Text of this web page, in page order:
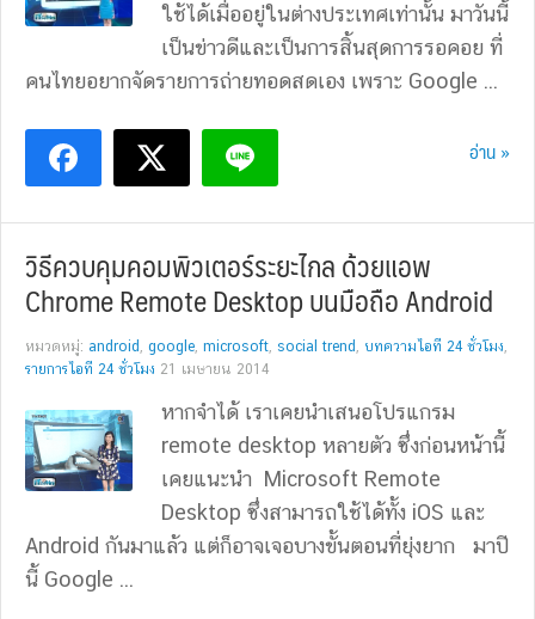
ใช้ได้เมื่ออยู่ในต่างประเทศเท่านั้น มาวันนี้
เป็นข่าวดีและเป็นการสิ้นสุดการรอคอย ที่
คนไทยอยากจัดรายการถ่ายทอดสดเอง เพราะ Google ...
อ่าน »
วิธีควบคุมคอมพิวเตอร์ระยะไกล ด้วยแอพ
Chrome Remote Desktop บนมือถือ Android
หมวดหมู่: android , google, microsoft, social trend , บทความไอที 24 ชั่วโมง,
รายการไอที 24 ชั่วโมง 21 เมษายน 2014
หากจำได้ เราเคยนำเสนอโปรแกรม
remote desktop หลายตัว ซึ่งก่อนหน้านี้
เคยแนะนำ Microsoft Remote
Desktop ซึ่งสามารถใช้ได้ทั้ง iOS และ
Android กันมาแล้ว แต่ก็อาจเจอบางขั้นตอนที่ยุ่งยาก มาปี
นี้ Google ...